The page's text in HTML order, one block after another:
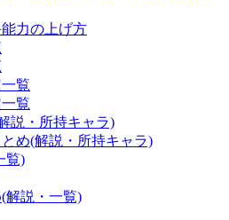
力の上げ方
覧
覧
説・所持キャラ)
め(解説・所持キャラ)
覧)
解説・一覧)